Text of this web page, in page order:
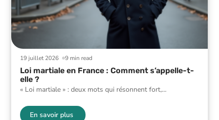
9 min read
19 juillet 2026
Loi martiale en France : Comment s’appelle-t-
elle ?
« Loi martiale » : deux mots qui résonnent fort,…
En savoir plus